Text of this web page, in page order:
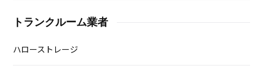
トランクルーム業者
ハローストレージ